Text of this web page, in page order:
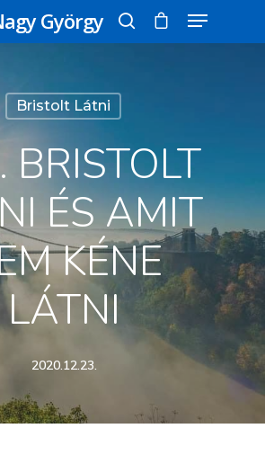
a kereséshez, vagy nyomd
gombot a bezáráshoz
György
Bristolt Látni
BRISTOLT
ÉS AMIT
KÉNE
LÁTNI
2020.12.23.